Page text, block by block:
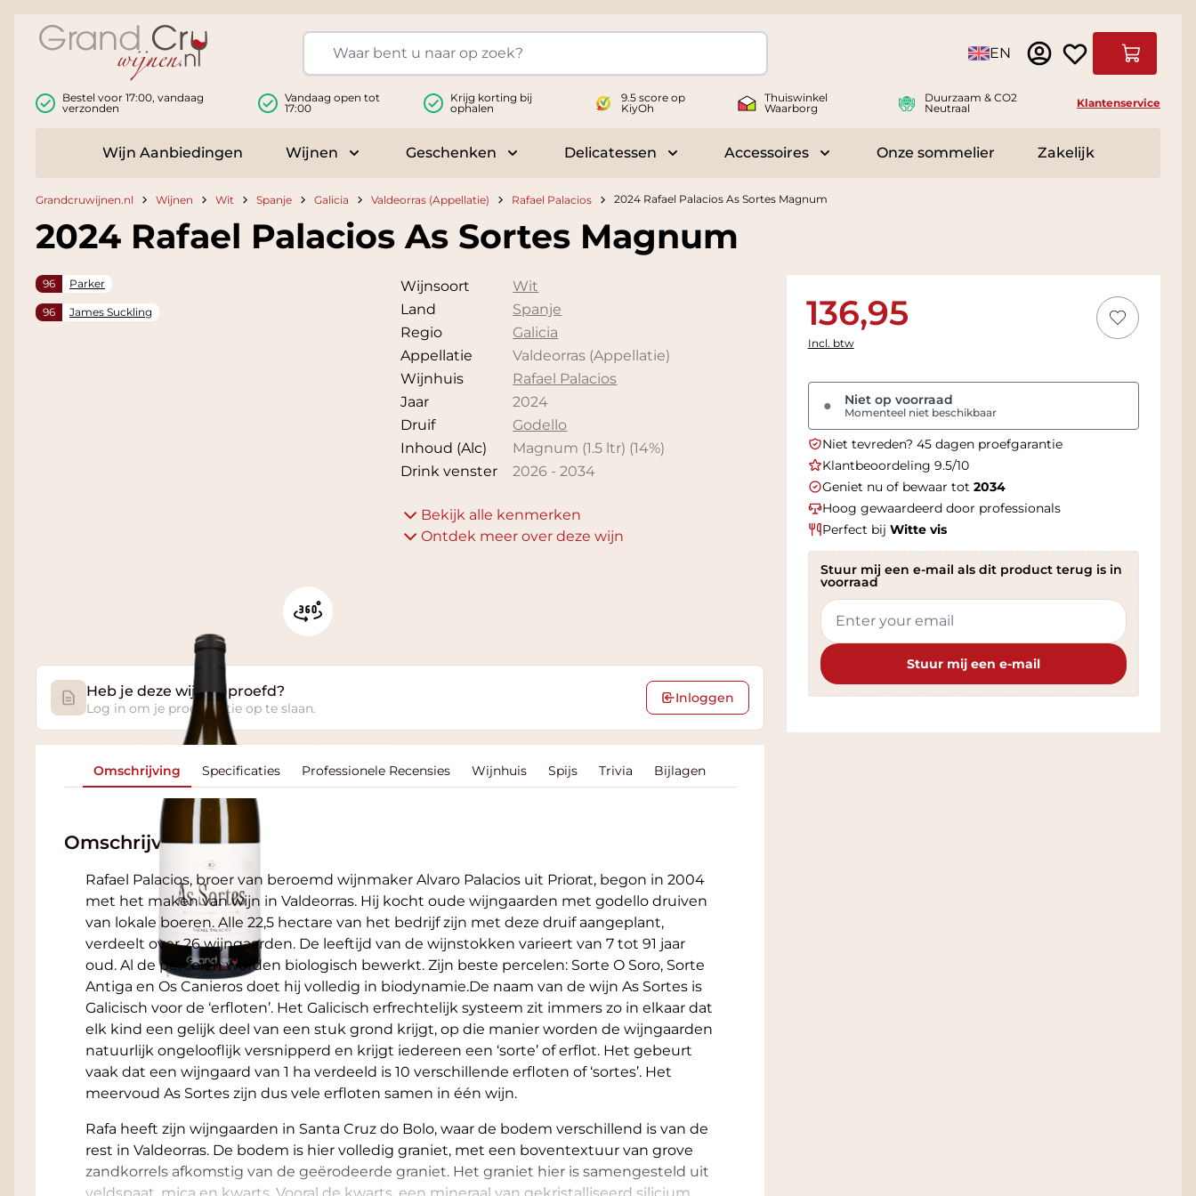
Taal EN
Bestel voor 17:00, vandaag
verzonden
Vandaag open tot
17:00
Krijg korting bij
ophalen
9.5 score op
KiyOh
Thuiswinkel
Waarborg
Duurzaam & CO2
Neutraal
Klantenservice
Wijn Aanbiedingen Wijnen
Toggle submenu for Wijnen
Geschenken
Toggle submenu for Geschenken
Delicatessen
Toggle submenu for Delicatessen
Accessoires
Toggle submenu for Accessoires
Onze sommelier Zakelijk
Grandcruwijnen.nl Wijnen Wit Spanje Galicia Valdeorras (Appellatie) Rafael Palacios 2024 Rafael Palacios As Sortes Magnum
2024 Rafael Palacios As Sortes Magnum
96 Parker
96 James Suckling
Wijnsoort
Wit
Land
Spanje
Regio
Galicia
Appellatie
Valdeorras (Appellatie)
Wijnhuis
Rafael Palacios
Jaar
2024
Druif
Godello
Inhoud (Alc)
Magnum (1.5 ltr) (14%)
Drink venster
2026 -2034
Bekijk alle kenmerken
Ontdek meer over deze wijn
136,95
Incl. btw
● Niet op voorraad
Momenteel niet beschikbaar
Niet tevreden? 45 dagen proefgarantie
Klantbeoordeling 9.5/10
Geniet nu of bewaar tot 2034
Hoog gewaardeerd door professionals
Perfect bij Witte vis
Stuur mij een e-mail als dit product terug is in
voorraad
Stuur mij een e-mail
Heb je deze wijn geproefd?
Log in om je proefnotitie op te slaan.
Inloggen
Omschrijving Specificaties Professionele Recensies Wijnhuis Spijs Trivia Bijlagen
Omschrijving
Rafael Palacios, broer van beroemd wijnmaker Alvaro Palacios uit Priorat, begon in 2004
met het maken van wijn in Valdeorras. Hij kocht oude wijngaarden met godello druiven
van lokale boeren. Alle 22,5 hectare van het bedrijf zijn met deze druif aangeplant,
verdeelt over 26 wijngaarden. De leeftijd van de wijnstokken varieert van 7 tot 91 jaar
oud. Al de percelen worden biologisch bewerkt. Zijn beste percelen: Sorte O Soro, Sorte
Antiga en Os Canieros doet hij volledig in biodynamie.De naam van de wijn As Sortes is
Galicisch voor de ‘erfloten’. Het Galicisch erfrechtelijk systeem zit immers zo in elkaar dat
elk kind een gelijk deel van een stuk grond krijgt, op die manier worden de wijngaarden
natuurlijk ongelooflijk versnipperd en krijgt iedereen een ‘sorte’ of erflot. Het gebeurt
vaak dat een wijngaard van 1 ha verdeeld is 10 verschillende erfloten of ‘sortes’. Het
meervoud As Sortes zijn dus vele erfloten samen in één wijn.
Rafa heeft zijn wijngaarden in Santa Cruz do Bolo, waar de bodem verschillend is van de
rest in Valdeorras. De bodem is hier volledig graniet, met een boventextuur van grove
zandkorrels afkomstig van de geërodeerde graniet. Het graniet hier is samengesteld uit
veldspaat, mica en kwarts. Vooral de kwarts, een mineraal van gekristalliseerd silicium,